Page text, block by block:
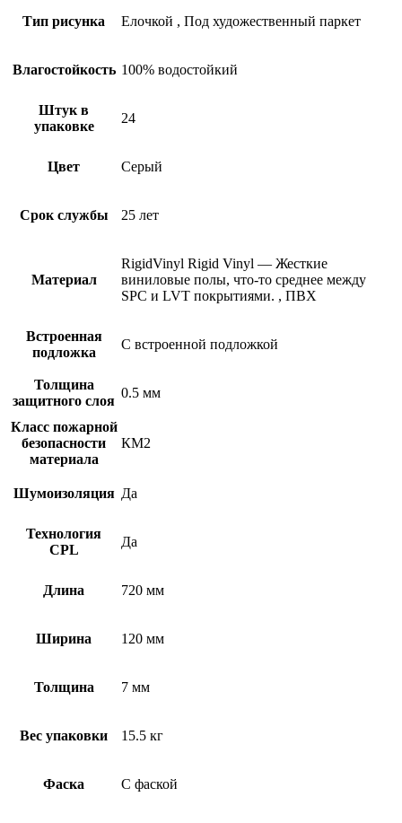
Тип рисунка Елочкой , Под художественный паркет
Влагостойкость 100% водостойкий
Штук в
упаковке
24
Цвет Серый
Срок службы 25 лет
Материал
RigidVinyl Rigid Vinyl — Жесткие
виниловые полы, что-то среднее между
SPC и LVT покрытиями. , ПВХ
Встроенная
подложка
С встроенной подложкой
Толщина
защитного слоя
0.5 мм
Класс пожарной
безопасности
материала
КМ2
Шумоизоляция Да
Технология
CPL
Да
Длина 720 мм
Ширина 120 мм
Толщина 7 мм
Вес упаковки 15.5 кг
Фаска С фаской